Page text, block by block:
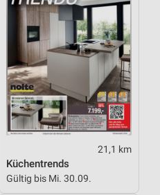
21,1 km
Küchentrends
Gültig bis Mi. 30.09.